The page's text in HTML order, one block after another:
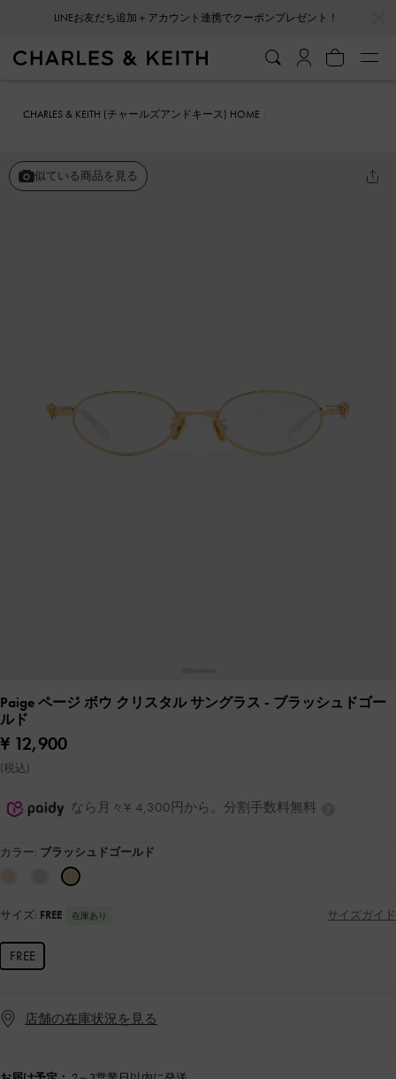
LINEお友だち追加＋アカウント連携でクーポンプレゼント！
CHARLES & KEITH (チャールズアンドキース) HOME
似ている商品を見る
Paige ページ ボウ クリスタル サングラス - ブラッシュドゴー
ルド
¥ 12,900
(税込)
なら月々¥ 4,300円から。分割手数料無料
カラー: ブラッシュドゴールド
サイズ: FREE 在庫あり サイズガイド
FREE
店舗の在庫状況を見る